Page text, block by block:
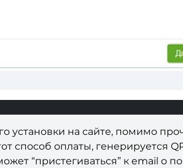
установки на сайте, помимо
способ оплаты, генерируется
“пристегиваться” к email о